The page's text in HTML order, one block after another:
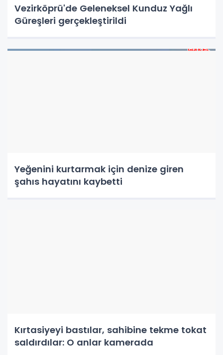
Vezirköprü'de Geleneksel Kunduz Yağlı
Güreşleri gerçekleştirildi
Yeğenini kurtarmak için denize giren
şahıs hayatını kaybetti
Kırtasiyeyi bastılar, sahibine tekme tokat
saldırdılar: O anlar kamerada